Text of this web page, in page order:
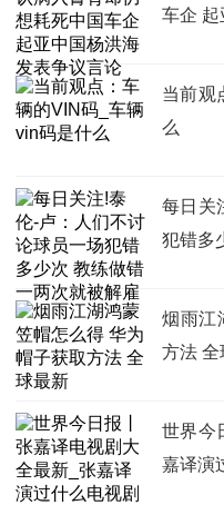
车企
当前观
么
每日关
犯错多
烟雨江
方法 全
世界今
嘉译演